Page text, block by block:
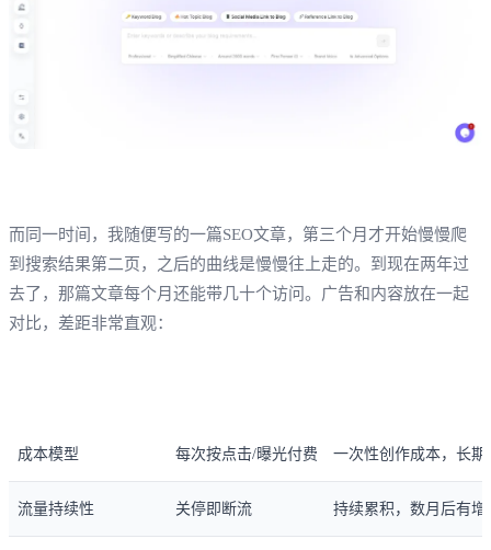
而同一时间，我随便写的一篇SEO文章，第三个月才开始慢慢爬
到搜索结果第二页，之后的曲线是慢慢往上走的。到现在两年过
去了，那篇文章每个月还能带几十个访问。广告和内容放在一起
对比，差距非常直观：
成本模型 每次按点击/曝光付费 一次性创作成本，长期
流量持续性 关停即断流 持续累积，数月后有增